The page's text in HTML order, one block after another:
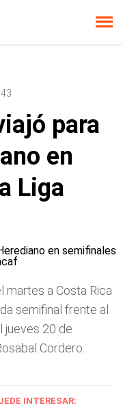
para
en
Liga
martes a Costa Rica
semifinal frente al
jueves 20 de
Cordero.
INTERESAR: